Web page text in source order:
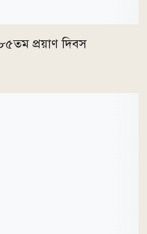
প্রয়াণ দিবস